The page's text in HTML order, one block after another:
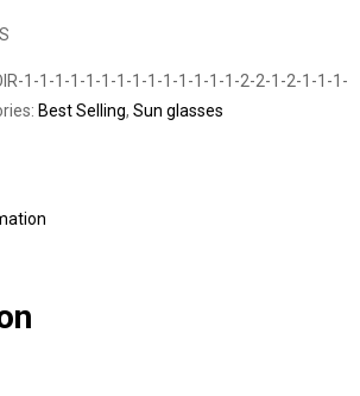
1-1-1-1-1-1-1-1-1-1-1-1-1-1-2-2-1-2-1-1-1-
Best Selling, Sun glasses